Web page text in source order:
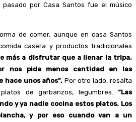
por Casa Santos fue el músico
de comer, aunque en casa Santos
casera y productos tradicionales
más a disfrutar que a llenar la tripa.
nos pide menos cantidad en las
hace unos años”. Por otro lado, resalta
de garbanzos, legumbres.
“Las
y ya nadie cocina estos platos. Los
y por eso cuando van a un